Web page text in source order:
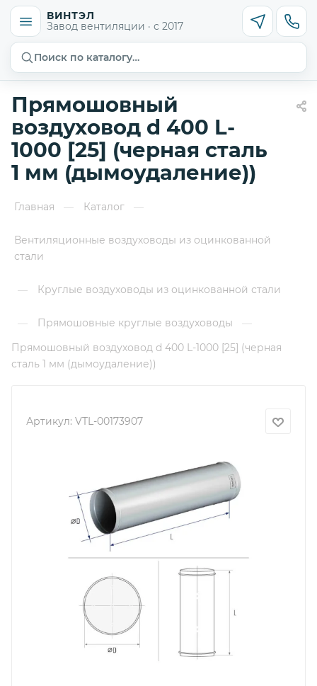
ВИНТЭЛ
Завод вентиляции · с 2017
Поиск по каталогу…
Прямошовный
воздуховод d 400 L-
1000 [25] (черная сталь
1 мм (дымоудаление))
Главная — Каталог —
Вентиляционные воздуховоды из оцинкованной
стали
— Круглые воздуховоды из оцинкованной стали
— Прямошовные круглые воздуховоды
—
Прямошовный воздуховод d 400 L-1000 [25] (черная
сталь 1 мм (дымоудаление))
Артикул: VTL-00173907